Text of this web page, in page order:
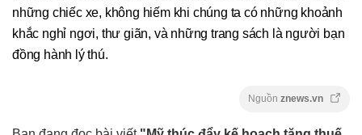
những chiếc xe, không hiếm khi chúng ta có những khoảnh
khắc nghỉ ngơi, thư giãn, và những trang sách là người bạn
đồng hành lý thú.
Nguồn znews.vn